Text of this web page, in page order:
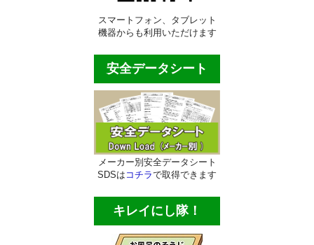
ほうき・モップ類
水拭き用モップ
ワックス用モップ
大型・体育館用モップ
ほうき・ちりとり
その他の清掃用品
スマートフォン、タブレット
機器からも利用いただけます
安全データシート
メーカー別安全データシート
SDSは コチラで取得できます
キレイにし隊！